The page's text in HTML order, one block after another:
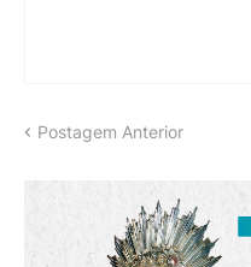
Postagem Anterior